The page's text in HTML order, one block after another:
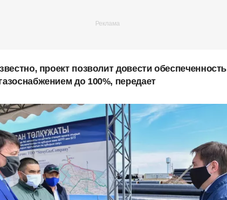
проект позволит довести обеспеченность
до 100%, передает